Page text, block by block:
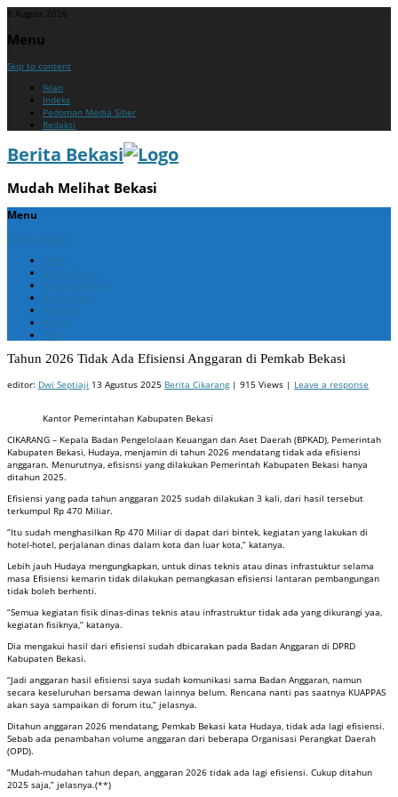
8 August 2026
Menu
Skip to content
Iklan
Indeks
Pedoman Media Siber
Redaksi
Berita Bekasi
Mudah Melihat Bekasi
Menu
Skip to content
Home
Berita Bekasi
Berita Cikarang
Berita Jabar
Nasional
Politik
ADV
Tahun 2026 Tidak Ada Efisiensi Anggaran di Pemkab Bekasi
editor: Dwi Septiaji 13 Agustus 2025 Berita Cikarang| 915 Views | Leave a response
Kantor Pemerintahan Kabupaten Bekasi
CIKARANG – Kepala Badan Pengelolaan Keuangan dan Aset Daerah (BPKAD), Pemerintah
Kabupaten Bekasi, Hudaya, menjamin di tahun 2026 mendatang tidak ada efisiensi
anggaran. Menurutnya, efisisnsi yang dilakukan Pemerintah Kabupaten Bekasi hanya
ditahun 2025.
Efisiensi yang pada tahun anggaran 2025 sudah dilakukan 3 kali, dari hasil tersebut
terkumpul Rp 470 Miliar.
“Itu sudah menghasilkan Rp 470 Miliar di dapat dari bintek, kegiatan yang lakukan di
hotel-hotel, perjalanan dinas dalam kota dan luar kota,” katanya.
Lebih jauh Hudaya mengungkapkan, untuk dinas teknis atau dinas infrastuktur selama
masa Efisiensi kemarin tidak dilakukan pemangkasan efisiensi lantaran pembangungan
tidak boleh berhenti.
“Semua kegiatan fisik dinas-dinas teknis atau infrastruktur tidak ada yang dikurangi yaa,
kegiatan fisiknya,” katanya.
Dia mengakui hasil dari efisiensi sudah dbicarakan pada Badan Anggaran di DPRD
Kabupaten Bekasi.
“Jadi anggaran hasil efisiensi saya sudah komunikasi sama Badan Anggaran, namun
secara keseluruhan bersama dewan lainnya belum. Rencana nanti pas saatnya KUAPPAS
akan saya sampaikan di forum itu,” jelasnya.
Ditahun anggaran 2026 mendatang, Pemkab Bekasi kata Hudaya, tidak ada lagi efisiensi.
Sebab ada penambahan volume anggaran dari beberapa Organisasi Perangkat Daerah
(OPD).
“Mudah-mudahan tahun depan, anggaran 2026 tidak ada lagi efisiensi. Cukup ditahun
2025 saja,” jelasnya.(**)